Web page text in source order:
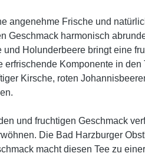
angenehme Frische und
harmonisch
Holunderbeere bringt eine
Komponente in
Kirsche, roten
und fruchtigen Geschmack
Die Bad Harzburger
macht diesen Tee zu